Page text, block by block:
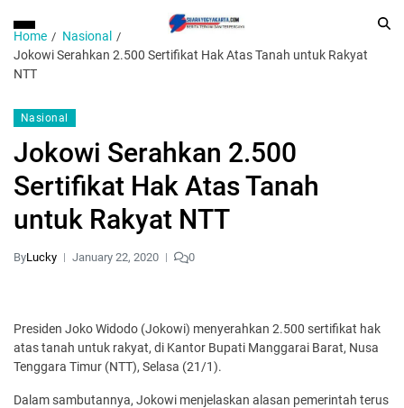
Home
Nasional
Jokowi Serahkan 2.500 Sertifikat Hak Atas Tanah untuk Rakyat
NTT
Nasional
Jokowi Serahkan 2.500
Sertifikat Hak Atas Tanah
untuk Rakyat NTT
ByLucky January 22, 2020 0
Presiden Joko Widodo (Jokowi) menyerahkan 2.500 sertifikat hak
atas tanah untuk rakyat, di Kantor Bupati Manggarai Barat, Nusa
Tenggara Timur (NTT), Selasa (21/1).
Dalam sambutannya, Jokowi menjelaskan alasan pemerintah terus